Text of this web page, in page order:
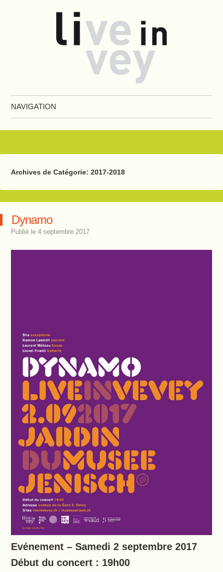
Live in Vevey
NAVIGATION
Archives de Catégorie: 2017-2018
Dynamo
Publié le 4 septembre 2017
Evénement – Samedi 2 septembre 2017
Début du concert : 19h00